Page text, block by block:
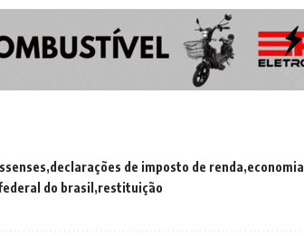
declarações de imposto de renda economia
do brasil restituição